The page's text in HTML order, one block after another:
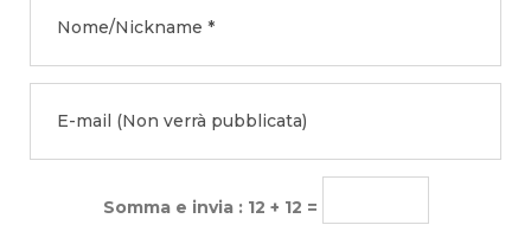
Somma e invia : 12 + 12 =